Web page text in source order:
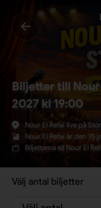
Biljetter till Nour
2027 kl 19:00
Nour El Refai live på
Nour El Refai är den 15
Biljetterna till Nour El
Välj antal biljetter